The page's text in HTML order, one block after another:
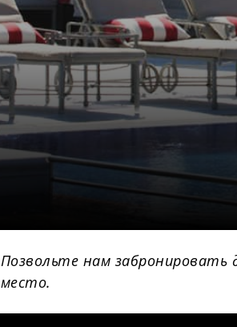
Позвольте нам забронировать
место.